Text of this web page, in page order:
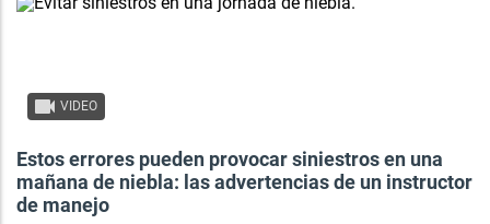
VIDEO
Estos errores pueden provocar siniestros en una
mañana de niebla: las advertencias de un instructor
de manejo